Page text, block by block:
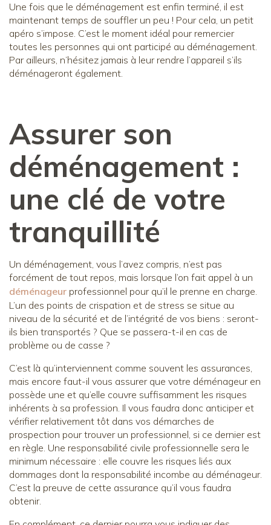
Une fois que le déménagement est enfin terminé, il est
maintenant temps de souffler un peu ! Pour cela, un petit
apéro s’impose. C’est le moment idéal pour remercier
toutes les personnes qui ont participé au déménagement.
Par ailleurs, n’hésitez jamais à leur rendre l’appareil s’ils
déménageront également.
Assurer son
déménagement :
une clé de votre
tranquillité
Un déménagement, vous l’avez compris, n’est pas
forcément de tout repos, mais lorsque l’on fait appel à un
déménageur professionnel pour qu’il le prenne en charge.
L’un des points de crispation et de stress se situe au
niveau de la sécurité et de l’intégrité de vos biens : seront-
ils bien transportés ? Que se passera-t-il en cas de
problème ou de casse ?
C’est là qu’interviennent comme souvent les assurances,
mais encore faut-il vous assurer que votre déménageur en
possède une et qu’elle couvre suffisamment les risques
inhérents à sa profession. Il vous faudra donc anticiper et
vérifier relativement tôt dans vos démarches de
prospection pour trouver un professionnel, si ce dernier est
en règle. Une responsabilité civile professionnelle sera le
minimum nécessaire : elle couvre les risques liés aux
dommages dont la responsabilité incombe au déménageur.
C’est la preuve de cette assurance qu’il vous faudra
obtenir.